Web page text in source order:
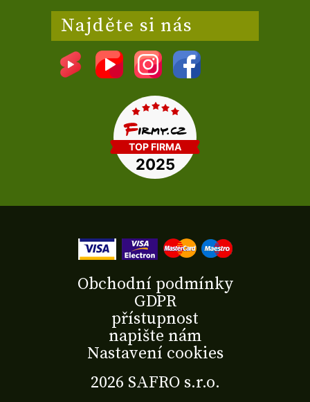
Najděte si nás
2026 SAFRO s.r.o.
Obchodní podmínky
GDPR
přístupnost
napište nám
Nastavení cookies